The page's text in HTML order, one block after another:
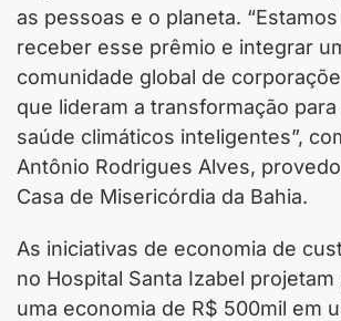
as pessoas e o planeta.
receber esse prêmio e integrar
comunidade global de
que lideram a transformação
saúde climáticos inteligentes”,
Antônio Rodrigues Alves,
Casa de Misericórdia da Bahia.
As iniciativas de economia de
no Hospital Santa Izabel projetam
uma economia de R$ 500mil em